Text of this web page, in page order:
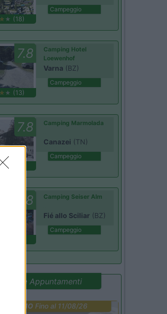
(18)
Campeggio
7.8
(13)
Camping Hotel
Loewenhof
Varna (BZ)
Campeggio
7.8 Camping Marmolada
Canazei (TN)
Campeggio
8 Camping Seiser Alm
Fié allo Sciliar (BZ)
Campeggio
Promo e Appuntamenti
PROMO Fino al 11/08/26